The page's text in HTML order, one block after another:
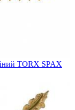
TORX SPAX